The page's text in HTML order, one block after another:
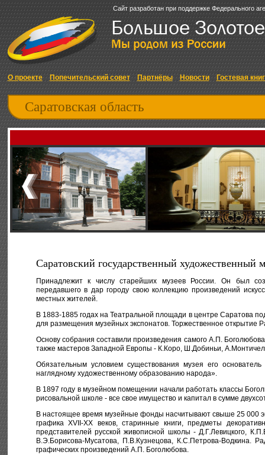
Сайт разработан при поддержке Федерального
О проекте Попечительский совет Партнёры Новости Гостевая
Саратовская область
Саратовский государственный
Принадлежит к числу старейших музеев России. Он был
передавшего в дар городу свою коллекцию произведений
местных жителей.
В 1883-1885 годах на Театральной площади в центре Саратова
для размещения музейных экспонатов. Торжественное открытие
Основу собрания составили произведения самого А.П.
также мастеров Западной Европы - К.Коро, Ш.Добиньи,
Обязательным условием существования музея его
наглядному художественному образованию народа».
В 1897 году в музейном помещении начали работать классы
рисовальной школе - все свое имущество и капитал в сумме
В настоящее время музейные фонды насчитывают свыше 25 000
графика XVII-XX веков, старинные книги, предметы
представителей русской живописной школы - Д.Г.Левицкого,
В.Э.Борисова-Мусатова, П.В.Кузнецова, К.С.Петрова-Водкина.
графических произведений А.П. Боголюбова.